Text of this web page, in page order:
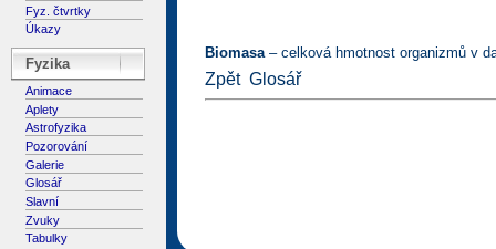
Fyz. čtvrtky
Úkazy
Fyzika
Animace
Aplety
Astrofyzika
Pozorování
Galerie
Glosář
Slavní
Zvuky
Tabulky
Biomasa – celková hmotnost organizmů v
Zpět Glosář